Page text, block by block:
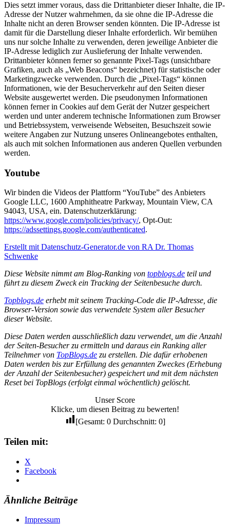
Dies setzt immer voraus, dass die Drittanbieter dieser Inhalte, die IP-
Adresse der Nutzer wahrnehmen, da sie ohne die IP-Adresse die
Inhalte nicht an deren Browser senden könnten. Die IP-Adresse ist
damit für die Darstellung dieser Inhalte erforderlich. Wir bemühen
uns nur solche Inhalte zu verwenden, deren jeweilige Anbieter die
IP-Adresse lediglich zur Auslieferung der Inhalte verwenden.
Drittanbieter können ferner so genannte Pixel-Tags (unsichtbare
Grafiken, auch als „Web Beacons“ bezeichnet) für statistische oder
Marketingzwecke verwenden. Durch die „Pixel-Tags“ können
Informationen, wie der Besucherverkehr auf den Seiten dieser
Website ausgewertet werden. Die pseudonymen Informationen
können ferner in Cookies auf dem Gerät der Nutzer gespeichert
werden und unter anderem technische Informationen zum Browser
und Betriebssystem, verweisende Webseiten, Besuchszeit sowie
weitere Angaben zur Nutzung unseres Onlineangebotes enthalten,
als auch mit solchen Informationen aus anderen Quellen verbunden
werden.
Youtube
Wir binden die Videos der Plattform “YouTube” des Anbieters
Google LLC, 1600 Amphitheatre Parkway, Mountain View, CA
94043, USA, ein. Datenschutzerklärung:
https://www.google.com/policies/privacy/, Opt-Out:
https://adssettings.google.com/authenticated.
Erstellt mit Datenschutz-Generator.de von RA Dr. Thomas
Schwenke
Diese Website nimmt am Blog-Ranking von topblogs.de teil und
führt zu diesem Zweck ein Tracking der Seitenbesuche durch.
Topblogs.de erhebt mit seinem Tracking-Code die IP-Adresse, die
Browser-Version sowie das verwendete System aller Besucher
dieser Website.
Diese Daten werden ausschließlich dazu verwendet, um die Anzahl
der Seiten-Besucher zu ermitteln und daraus ein Ranking aller
Teilnehmer von TopBlogs.de zu erstellen. Die dafür erhobenen
Daten werden bis zur Erfüllung des genannten Zweckes (Erhebung
der Anzahl der Seitenbesucher) gespeichert und mit dem nächsten
Reset bei TopBlogs (erfolgt einmal wöchentlich) gelöscht.
Unser Score
Klicke, um diesen Beitrag zu bewerten!
[Gesamt: 0Durchschnitt: 0]
Teilen mit:
X
Facebook
Ähnliche Beiträge
Impressum